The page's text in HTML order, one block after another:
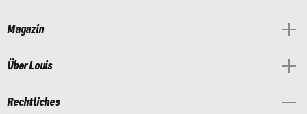
Magazin
Über Louis
Rechtliches